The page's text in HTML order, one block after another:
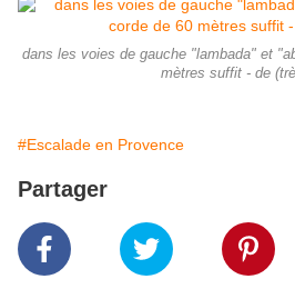
dans les voies de gauche "lambada" et
mètres suffit - de
#Escalade en Provence
Partager